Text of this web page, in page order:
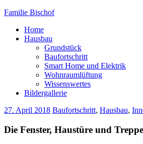
Familie Bischof
Home
Hausbau
Grundstück
Baufortschritt
Smart Home und Elektrik
Wohnraumlüftung
Wissenswertes
Bildergallerie
27. April 2018 Baufortschritt, Hausbau,
Die Fenster, Haustüre und